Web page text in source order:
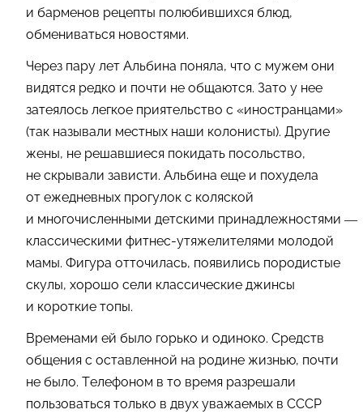
и барменов рецепты полюбившихся блюд,
обмениваться новостями.
Через пару лет Альбина поняла, что с мужем они
видятся редко и почти не общаются. Зато у нее
затеялось легкое приятельство с «иностранцами»
(так называли местных наши колонисты). Другие
жены, не решавшиеся покидать посольство,
не скрывали зависти. Альбина еще и похудела
от ежедневных прогулок с коляской
и многочисленными детскими принадлежностями —
классическими фитнес-утяжелителями молодой
мамы. Фигура отточилась, появились породистые
скулы, хорошо сели классические джинсы
и короткие топы.
Временами ей было горько и одиноко. Средств
общения с оставленной на родине жизнью, почти
не было. Телефоном в то время разрешали
пользоваться только в двух уважаемых в СССР